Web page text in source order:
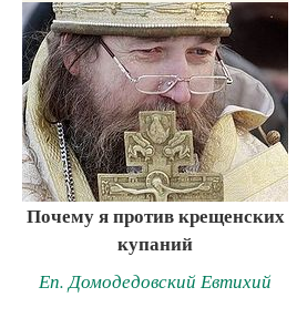
Почему я против крещенских
купаний
Еп. Домодедовский Евтихий